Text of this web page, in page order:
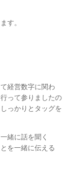
す。
経営数字に関わ
って参りましたの
っかりとタッグを
緒に話を聞く
を一緒に伝える